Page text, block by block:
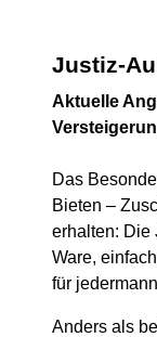
Justiz-
Aktuelle
Das
Bieten –
erhalten: Die
Ware,
für
Anders als